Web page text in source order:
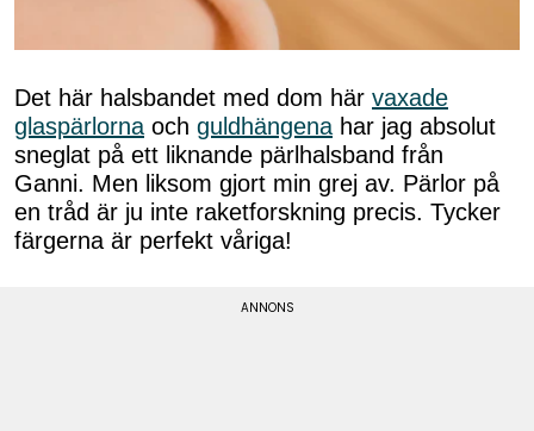
Det här halsbandet med dom här vaxade
glaspärlorna och guldhängena har jag absolut
sneglat på ett liknande pärlhalsband från
Ganni. Men liksom gjort min grej av. Pärlor på
en tråd är ju inte raketforskning precis. Tycker
färgerna är perfekt våriga!